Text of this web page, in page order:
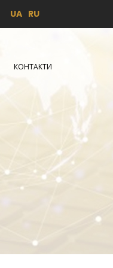
UA RU
КОНТАКТИ